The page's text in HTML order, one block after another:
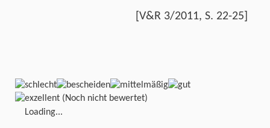
[V&R 3/2011, S. 22-25]
(Noch nicht bewertet)
Loading...